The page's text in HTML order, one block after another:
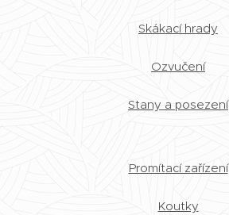
Skákací hrady
Ozvučení
Stany a posezení
Promítací zařízení
Koutky